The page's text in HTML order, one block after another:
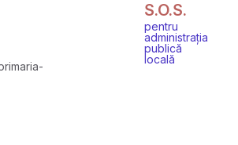
S.O.S.
pentru
administrația
publică
locală